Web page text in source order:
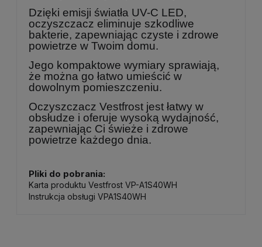
Dzięki emisji światła UV-C LED,
oczyszczacz eliminuje szkodliwe
bakterie, zapewniając czyste i zdrowe
powietrze w Twoim domu.
Jego kompaktowe wymiary sprawiają,
że można go łatwo umieścić w
dowolnym pomieszczeniu.
Oczyszczacz Vestfrost jest łatwy w
obsłudze i oferuje wysoką wydajność,
zapewniając Ci świeże i zdrowe
powietrze każdego dnia.
Pliki do pobrania:
Karta produktu Vestfrost VP-A1S40WH
Instrukcja obsługi VPA1S40WH